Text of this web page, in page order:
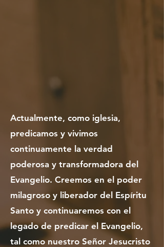
Actualmente, como iglesia,
predicamos y vivimos
continuamente la verdad
poderosa y transformadora del
Evangelio. Creemos en el poder
milagroso y liberador del Espíritu
Santo y continuaremos con el
legado de predicar el Evangelio,
tal como nuestro Señor Jesucristo